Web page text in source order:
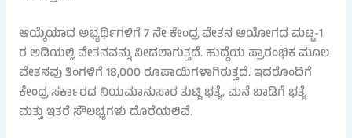
ಆಯ್ಕೆಯಾದ ಅಭ್ಯರ್ಥಿಗಳಿಗೆ 7 ನೇ ಕೇಂದ್ರ ವೇತನ ಆಯೋಗದ ಮಟ್ಟ-1
ರ ಅಡಿಯಲ್ಲಿ ವೇತನವನ್ನು ನೀಡಲಾಗುತ್ತದೆ. ಹುದ್ದೆಯ ಪ್ರಾರಂಭಿಕ ಮೂಲ
ವೇತನವು ತಿಂಗಳಿಗೆ 18,000 ರೂಪಾಯಿಗಳಾಗಿರುತ್ತದೆ. ಇದರೊಂದಿಗೆ
ಕೇಂದ್ರ ಸರ್ಕಾರದ ನಿಯಮಾನುಸಾರ ತುಟ್ಟಿ ಭತ್ಯೆ, ಮನೆ ಬಾಡಿಗೆ ಭತ್ಯೆ
ಮತ್ತು ಇತರೆ ಸೌಲಭ್ಯಗಳು ದೊರೆಯಲಿವೆ.